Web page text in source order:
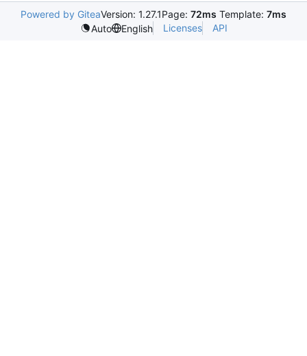
Powered by GiteaVersion: 1.27.1Page: 72ms Template: 7ms
Auto
English Licenses API